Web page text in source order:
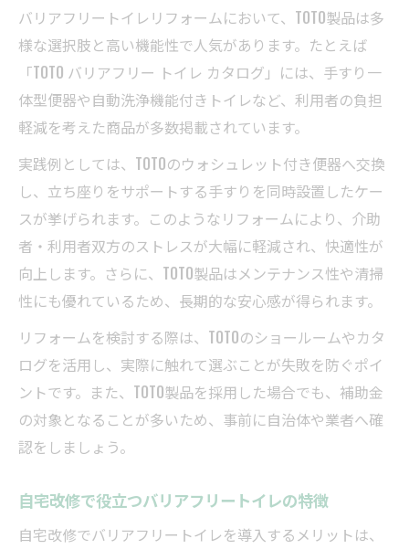
バリアフリートイレリフォームにおいて、TOTO製品は多
様な選択肢と高い機能性で人気があります。たとえば
「TOTO バリアフリー トイレ カタログ」には、手すり一
体型便器や自動洗浄機能付きトイレなど、利用者の負担
軽減を考えた商品が多数掲載されています。
実践例としては、TOTOのウォシュレット付き便器へ交換
し、立ち座りをサポートする手すりを同時設置したケー
スが挙げられます。このようなリフォームにより、介助
者・利用者双方のストレスが大幅に軽減され、快適性が
向上します。さらに、TOTO製品はメンテナンス性や清掃
性にも優れているため、長期的な安心感が得られます。
リフォームを検討する際は、TOTOのショールームやカタ
ログを活用し、実際に触れて選ぶことが失敗を防ぐポイ
ントです。また、TOTO製品を採用した場合でも、補助金
の対象となることが多いため、事前に自治体や業者へ確
認をしましょう。
自宅改修で役立つバリアフリートイレの特徴
自宅改修でバリアフリートイレを導入するメリットは、